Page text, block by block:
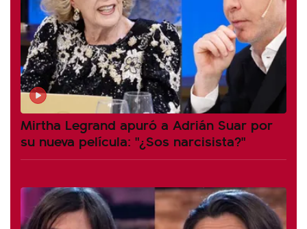
Mirtha Legrand apuró a Adrián Suar por
su nueva película: "¿Sos narcisista?"